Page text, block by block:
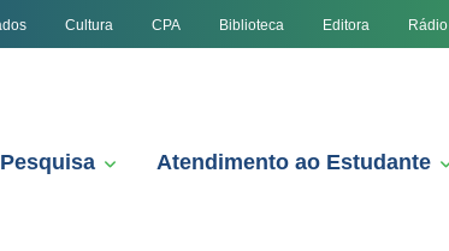
Cultura CPA Biblioteca Editora Rádio
Pesquisa Atendimento ao Estudante